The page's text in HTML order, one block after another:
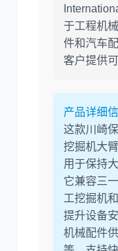
利勃海尔
山猫
潍柴
于工程机
件和汽车
客户提供
产品详细
这款川崎
挖掘机大
用于保持
它兼容三
工挖掘机
提升设备
机械配件